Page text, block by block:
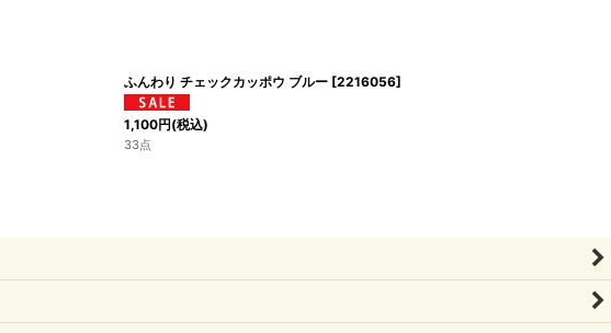
ふんわり チェックカッポウ ブルー [2216056]
1,100円(税込)
33点